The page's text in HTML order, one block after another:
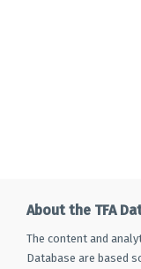
About the TFA
The content and
Database are based